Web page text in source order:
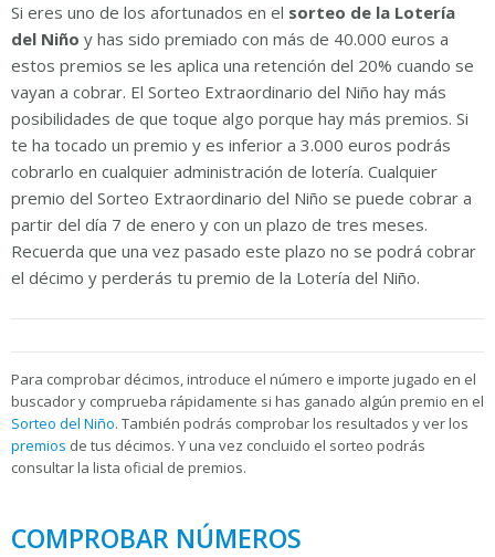
Si eres uno de los afortunados en el sorteo de la Lotería
del Niño y has sido premiado con más de 40.000 euros a
estos premios se les aplica una retención del 20% cuando se
vayan a cobrar. El Sorteo Extraordinario del Niño hay más
posibilidades de que toque algo porque hay más premios. Si
te ha tocado un premio y es inferior a 3.000 euros podrás
cobrarlo en cualquier administración de lotería. Cualquier
premio del Sorteo Extraordinario del Niño se puede cobrar a
partir del día 7 de enero y con un plazo de tres meses.
Recuerda que una vez pasado este plazo no se podrá cobrar
el décimo y perderás tu premio de la Lotería del Niño.
Para comprobar décimos, introduce el número e importe jugado en el
buscador y comprueba rápidamente si has ganado algún premio en el
Sorteo del Niño. También podrás comprobar los resultados y ver los
premios de tus décimos. Y una vez concluido el sorteo podrás
consultar la lista oficial de premios.
COMPROBAR NÚMEROS